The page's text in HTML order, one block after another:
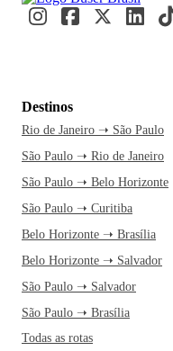
Destinos
Rio de Janeiro ➝ São Paulo
São Paulo ➝ Rio de Janeiro
São Paulo ➝ Belo Horizonte
São Paulo ➝ Curitiba
Belo Horizonte ➝ Brasília
Belo Horizonte ➝ Salvador
São Paulo ➝ Salvador
São Paulo ➝ Brasília
Todas as rotas